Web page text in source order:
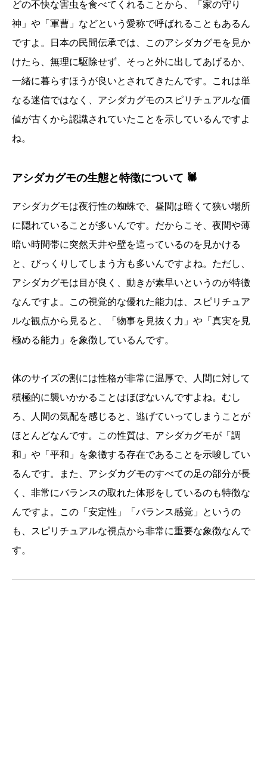
どの不快な害虫を食べてくれることから、「家の守り
神」や「軍曹」などという愛称で呼ばれることもあるん
ですよ。日本の民間伝承では、このアシダカグモを見か
けたら、無理に駆除せず、そっと外に出してあげるか、
一緒に暮らすほうが良いとされてきたんです。これは単
なる迷信ではなく、アシダカグモのスピリチュアルな価
値が古くから認識されていたことを示しているんですよ
ね。
アシダカグモの生態と特徴について 🕷️
アシダカグモは夜行性の蜘蛛で、昼間は暗くて狭い場所
に隠れていることが多いんです。だからこそ、夜間や薄
暗い時間帯に突然天井や壁を這っているのを見かける
と、びっくりしてしまう方も多いんですよね。ただし、
アシダカグモは目が良く、動きが素早いというのが特徴
なんですよ。この視覚的な優れた能力は、スピリチュア
ルな観点から見ると、「物事を見抜く力」や「真実を見
極める能力」を象徴しているんです。
体のサイズの割には性格が非常に温厚で、人間に対して
積極的に襲いかかることはほぼないんですよね。むし
ろ、人間の気配を感じると、逃げていってしまうことが
ほとんどなんです。この性質は、アシダカグモが「調
和」や「平和」を象徴する存在であることを示唆してい
るんです。また、アシダカグモのすべての足の部分が長
く、非常にバランスの取れた体形をしているのも特徴な
んですよ。この「安定性」「バランス感覚」というの
も、スピリチュアルな視点から非常に重要な象徴なんで
す。